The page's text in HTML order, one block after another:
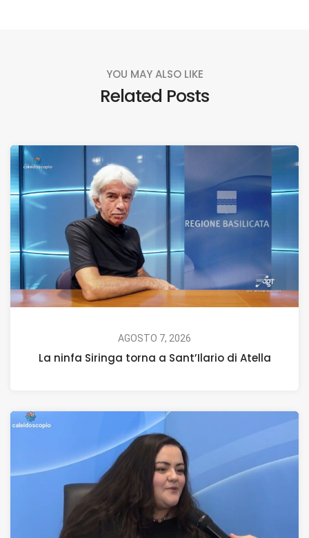
YOU MAY ALSO LIKE
Related Posts
AGOSTO 7, 2026
La ninfa Siringa torna a Sant’Ilario di Atella